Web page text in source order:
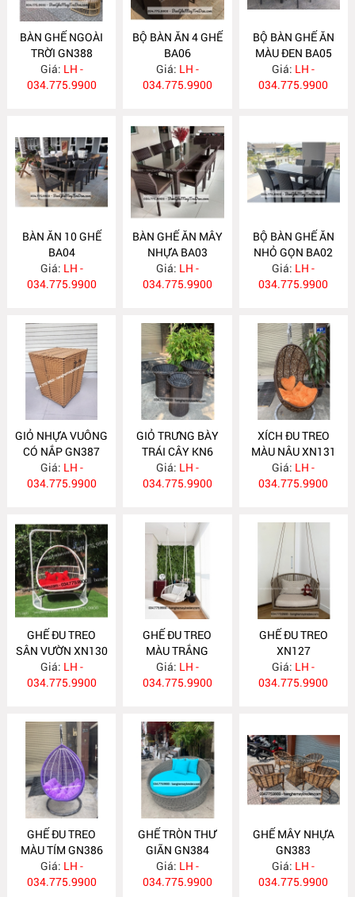
BÀN GHẾ NGOÀI
TRỜI GN388
Giá: LH -
034.775.9900
BỘ BÀN ĂN 4 GHẾ
BA06
Giá: LH -
034.775.9900
BỘ BÀN GHẾ ĂN
MÀU ĐEN BA05
Giá: LH -
034.775.9900
BÀN ĂN 10 GHẾ
BA04
Giá: LH -
034.775.9900
BÀN GHẾ ĂN MÂY
NHỰA BA03
Giá: LH -
034.775.9900
BỘ BÀN GHẾ ĂN
NHỎ GỌN BA02
Giá: LH -
034.775.9900
GIỎ NHỰA VUÔNG
CÓ NẮP GN387
Giá: LH -
034.775.9900
GIỎ TRƯNG BÀY
TRÁI CÂY KN6
Giá: LH -
034.775.9900
XÍCH ĐU TREO
MÀU NÂU XN131
Giá: LH -
034.775.9900
GHẾ ĐU TREO
SÂN VƯỜN XN130
Giá: LH -
034.775.9900
GHẾ ĐU TREO
MÀU TRẮNG
XN128
Giá: LH -
034.775.9900
GHẾ ĐU TREO
XN127
Giá: LH -
034.775.9900
GHẾ ĐU TREO
MÀU TÍM GN386
Giá: LH -
034.775.9900
GHẾ TRÒN THƯ
GIÃN GN384
Giá: LH -
034.775.9900
GHẾ MÂY NHỰA
GN383
Giá: LH -
034.775.9900